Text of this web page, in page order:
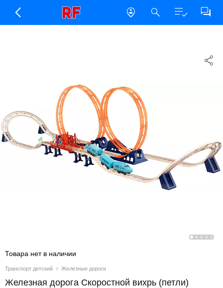
Транспорт детский Железные дороги
Железная дорога Скоростной вихрь (петли)
Товара нет в наличии